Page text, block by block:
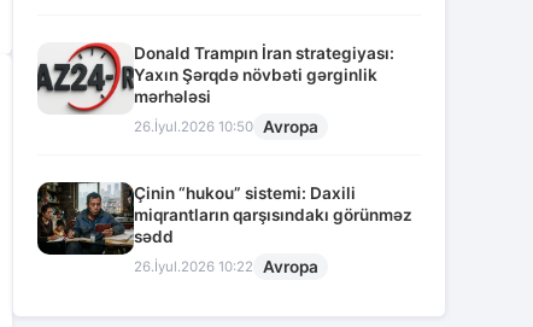
Donald Trampın İran strategiyası:
Yaxın Şərqdə növbəti gərginlik
mərhələsi
26.İyul.2026 10:50 Avropa
Çinin “hukou” sistemi: Daxili
miqrantların qarşısındakı görünməz
sədd
26.İyul.2026 10:22 Avropa